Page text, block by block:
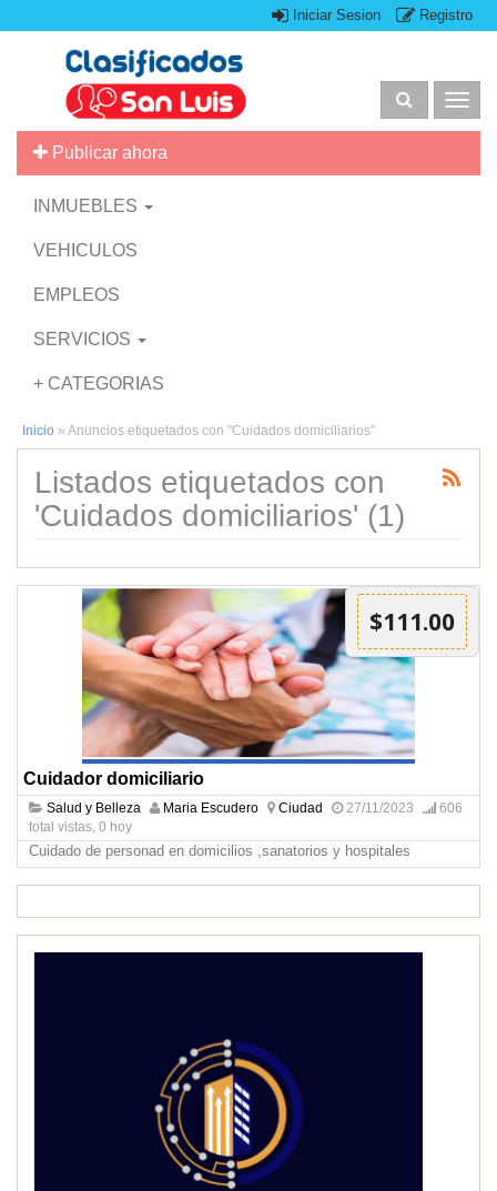
Iniciar Sesion Registro
Publicar ahora
INMUEBLES
VEHICULOS
EMPLEOS
SERVICIOS
+ CATEGORIAS
Inicio » Anuncios etiquetados con "Cuidados domiciliarios"
Listados etiquetados con
'Cuidados domiciliarios' (1)
$111.00
Cuidador domiciliario
Salud y Belleza Maria Escudero Ciudad 27/11/2023
606
total vistas, 0 hoy
Cuidado de personad en domicilios ,sanatorios y hospitales